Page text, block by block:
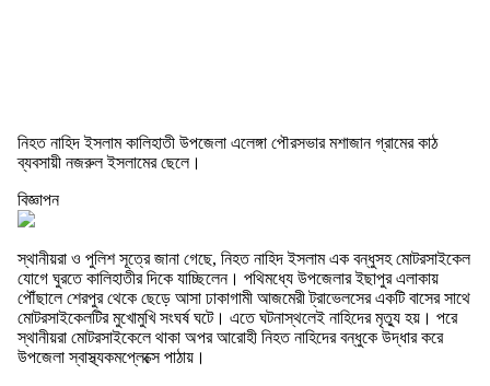
নিহত নাহিদ ইসলাম কালিহাতী উপজেলা এলেঙ্গা পৌরসভার মশাজান গ্রামের কাঠ
ব্যবসায়ী নজরুল ইসলামের ছেলে।
বিজ্ঞাপন
স্থানীয়রা ও পুলিশ সূত্রে জানা গেছে, নিহত নাহিদ ইসলাম এক বন্ধুসহ মোটরসাইকেল
যোগে ঘুরতে কালিহাতীর দিকে যাচ্ছিলেন। পথিমধ্যে উপজেলার ইছাপুর এলাকায়
পৌঁছালে শেরপুর থেকে ছেড়ে আসা ঢাকাগামী আজমেরী ট্রাভেলসের একটি বাসের সাথে
মোটরসাইকেলটির মুখোমুখি সংঘর্ষ ঘটে। এতে ঘটনাস্থলেই নাহিদের মৃত্যু হয়। পরে
স্থানীয়রা মোটরসাইকেলে থাকা অপর আরোহী নিহত নাহিদের বন্ধুকে উদ্ধার করে
উপজেলা স্বাস্থ্যকমপ্লেক্সে পাঠায়।